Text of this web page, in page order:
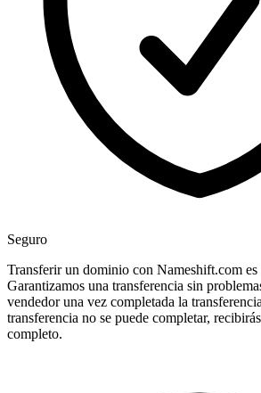
Seguro
Transferir un dominio con Nameshift.com
Garantizamos una transferencia sin
vendedor una vez completada la
transferencia no se puede completar,
completo.